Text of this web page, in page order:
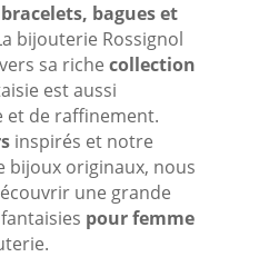
bagues et
bijouterie Rossignol
sa riche collection
est aussi
et de raffinement.
inspirés et notre
bijoux originaux, nous
une grande
pour femme